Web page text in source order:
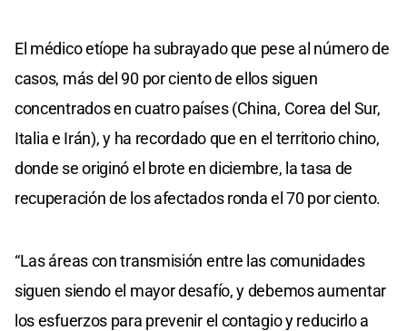
El médico etíope ha subrayado que pese al número de
casos, más del 90 por ciento de ellos siguen
concentrados en cuatro países (China, Corea del Sur,
Italia e Irán), y ha recordado que en el territorio chino,
donde se originó el brote en diciembre, la tasa de
recuperación de los afectados ronda el 70 por ciento.
“Las áreas con transmisión entre las comunidades
siguen siendo el mayor desafío, y debemos aumentar
los esfuerzos para prevenir el contagio y reducirlo a